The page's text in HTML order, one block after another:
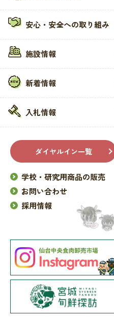
安心・安全への取り組み
施設情報
新着情報
入札情報
ダイヤルイン一覧
学校・研究用商品の販売
お問い合わせ
採用情報